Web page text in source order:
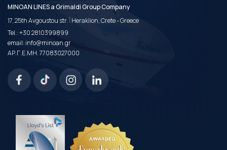
MINOAN LINES a Grimaldi Group Company
17, 25th Avgoustou str. | Heraklion, Crete - Greece
Tel.:+30 2810399899
email:info@minoan.gr
ΑΡ.Γ.Ε.ΜΗ. 77083027000